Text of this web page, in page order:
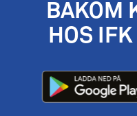
BAKOM
HOS